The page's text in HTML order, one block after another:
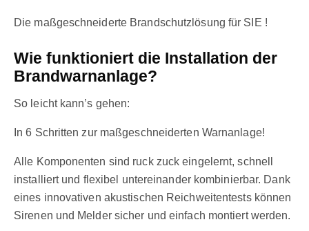
Die maßgeschneiderte Brandschutzlösung für SIE !
Wie funktioniert die Installation der
Brandwarnanlage?
So leicht kann’s gehen:
In 6 Schritten zur maßgeschneiderten Warnanlage!
Alle Komponenten sind ruck zuck eingelernt, schnell
installiert und flexibel untereinander kombinierbar. Dank
eines innovativen akustischen Reichweitentests können
Sirenen und Melder sicher und einfach montiert werden.